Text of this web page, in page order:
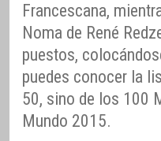
Francescana,
Noma de René
puestos,
puedes conocer la
50, sino de los 100
Mundo 2015.